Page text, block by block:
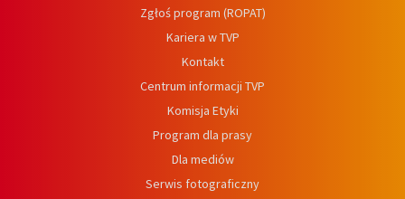
Zgłoś program (ROPAT)
Kariera w TVP
Kontakt
Centrum informacji TVP
Komisja Etyki
Program dla prasy
Dla mediów
Serwis fotograficzny